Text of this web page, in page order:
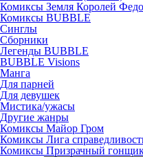
Комиксы Земля Королей
Комиксы BUBBLE
Синглы
Сборники
Легенды BUBBLE
BUBBLE Visions
Манга
Для парней
Для девушек
Мистика/ужасы
Другие жанры
Комиксы Майор Гром
Комиксы Лига
Комиксы Призрачный